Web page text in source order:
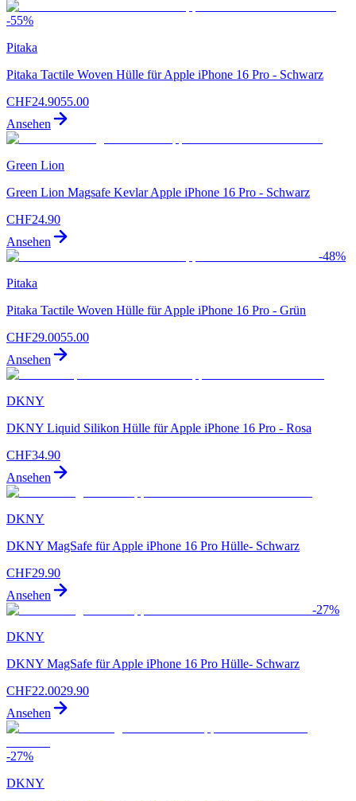
-55%
Pitaka
Pitaka Tactile Woven Hülle für Apple iPhone 16 Pro - Schwarz
CHF24.9055.00
Ansehen
Green Lion
Green Lion Magsafe Kevlar Apple iPhone 16 Pro - Schwarz
CHF24.90
Ansehen
-48%
Pitaka
Pitaka Tactile Woven Hülle für Apple iPhone 16 Pro - Grün
CHF29.0055.00
Ansehen
DKNY
DKNY Liquid Silikon Hülle für Apple iPhone 16 Pro - Rosa
CHF34.90
Ansehen
DKNY
DKNY MagSafe für Apple iPhone 16 Pro Hülle- Schwarz
CHF29.90
Ansehen
-27%
DKNY
DKNY MagSafe für Apple iPhone 16 Pro Hülle- Schwarz
CHF22.0029.90
Ansehen
-27%
DKNY